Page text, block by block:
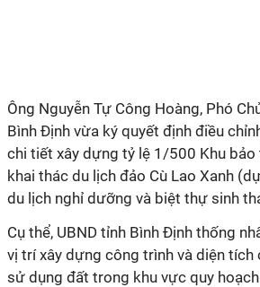
Ông Nguyễn Tự Công Hoàng, Phó
Bình Định vừa ký quyết định điều
chi tiết xây dựng tỷ lệ 1/500 Khu bảo
khai thác du lịch đảo Cù Lao Xanh
du lịch nghỉ dưỡng và biệt thự sinh
Cụ thể, UBND tỉnh Bình Định thống
vị trí xây dựng công trình và diện tích
sử dụng đất trong khu vực quy